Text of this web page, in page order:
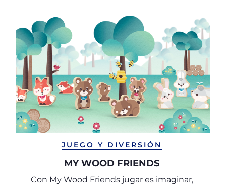
JUEGO Y DIVERSIÓN
MY WOOD FRIENDS
Con My Wood Friends jugar es imaginar,